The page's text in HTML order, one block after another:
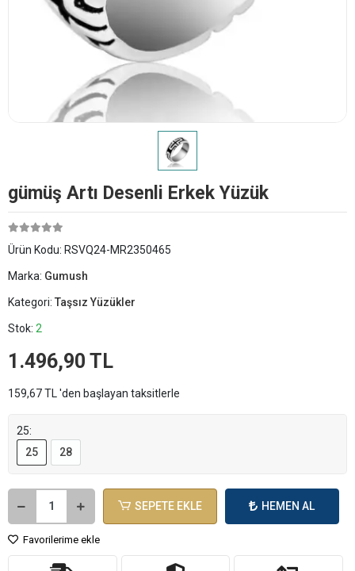
​gümüş Artı Desenli Erkek Yüzük
Ürün Kodu: RSVQ24-MR2350465
Marka: Gumush
Kategori: Taşsız Yüzükler
Stok: 2
1.496,90 TL
159,67 TL 'den başlayan taksitlerle
25:
25
28
SEPETE EKLE HEMEN AL
Favorilerime ekle